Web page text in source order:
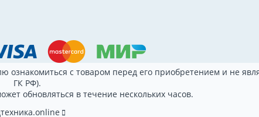
с товаром перед его приобретением и не
ГК РФ).
обновляться в течение нескольких часов.